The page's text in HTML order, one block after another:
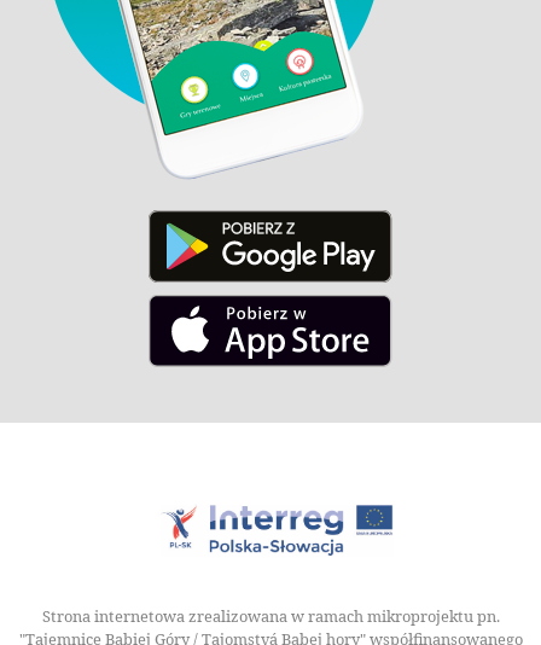
Strona internetowa zrealizowana w ramach mikroprojektu pn.
"Tajemnice Babiej Góry / Tajomstvá Babej hory" współfinansowanego